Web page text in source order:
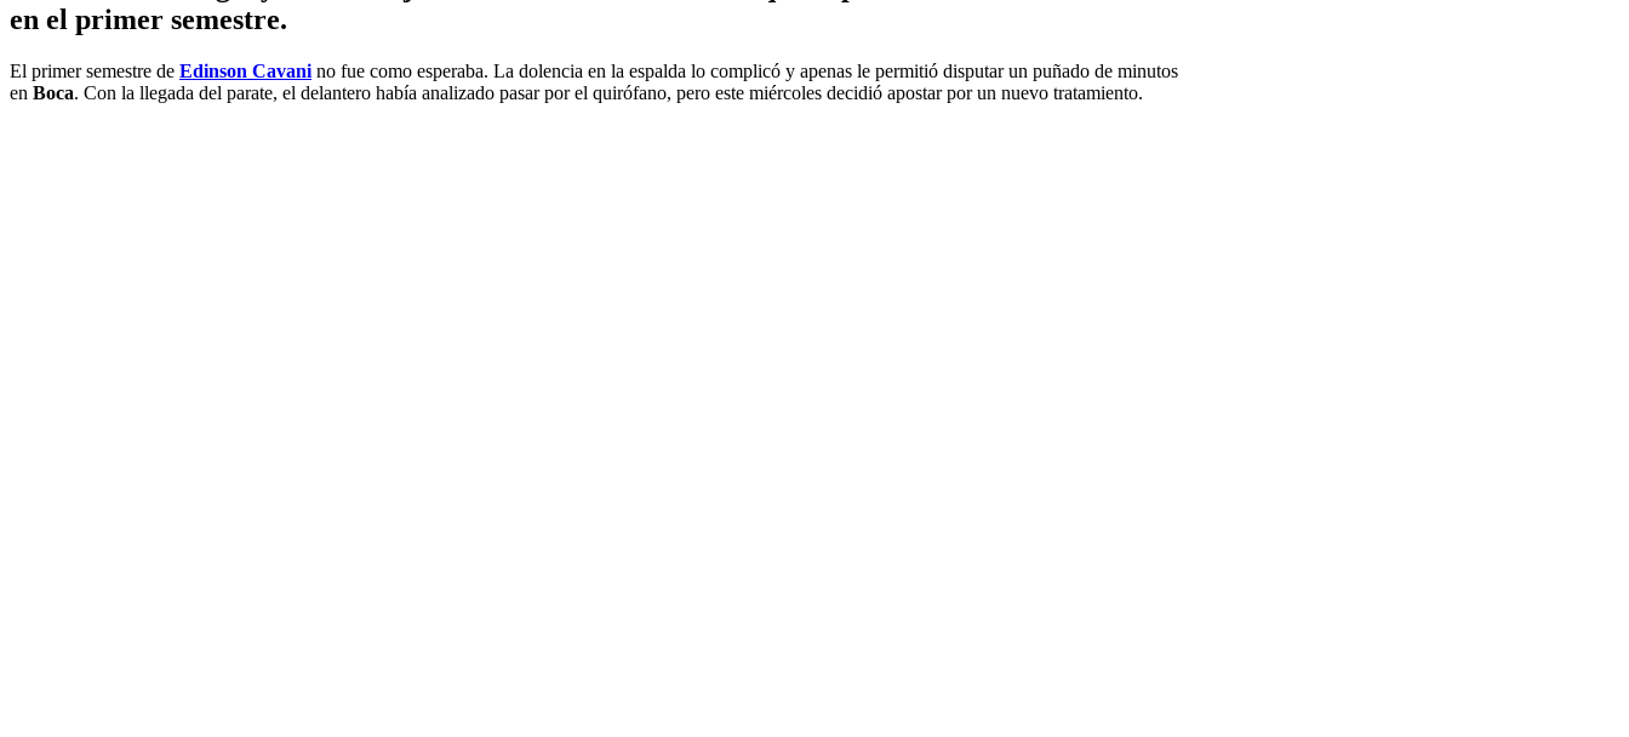
en el primer semestre.
El primer semestre de Edinson Cavani no fue como esperaba. La dolencia en la espalda lo complicó y apenas le permitió disputar un puñado de minutos
en Boca. Con la llegada del parate, el delantero había analizado pasar por el quirófano, pero este miércoles decidió apostar por un nuevo tratamiento.